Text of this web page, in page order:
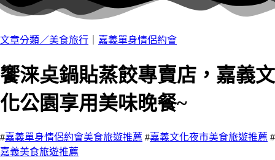
文章分類／美食旅行 嘉義單身情侶約會
饗涞奌鍋貼蒸餃專賣店，嘉義文
化公園享用美味晚餐~
#嘉義單身情侶約會美食旅遊推薦 #嘉義文化夜市美食旅遊推薦 #
嘉義美食旅遊推薦